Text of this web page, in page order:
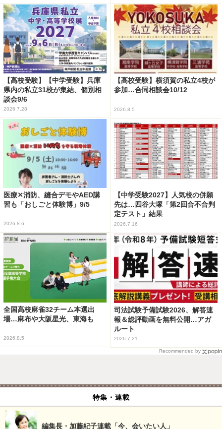
【高校受験】【中学受験】兵庫
県内の私立31校が集結、個別相
談会9/6
2026.7.28
【高校受験】横須賀の私立4校が
参加…合同相談会10/12
2026.8.5
医療✕消防、縫合デモやAED講
習も「おしごと体験博」9/5
2026.8.6
【中学受験2027】人気校の併願
先は…四谷大塚「第2回合不合判
定テスト」結果
2026.7.16
全国高校麻雀32チーム本選出
場…麻布や大阪星光、東海も
2026.8.5
司法試験予備試験2026、解答速
報＆総評動画を無料公開…アガ
ルート
2026.7.21
Recommended by
特集・連載
編集長・加藤紀子連載「今、会いたい人」